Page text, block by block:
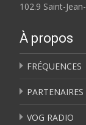
102.9 Saint-
À propos
FRÉQUENCES
PARTENAIRES
VOG RADIO